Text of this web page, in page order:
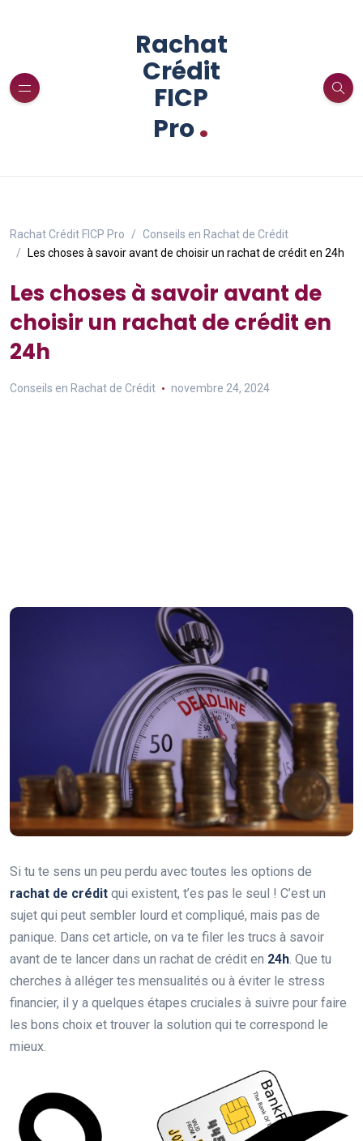
Rachat
Crédit
FICP
Pro.
Rachat Crédit FICP Pro
Conseils en Rachat de Crédit
Les choses à savoir avant de choisir un rachat de crédit en 24h
Les choses à savoir avant de
choisir un rachat de crédit en
24h
Conseils en Rachat de Crédit novembre 24, 2024
Si tu te sens un peu perdu avec toutes les options de
rachat de crédit qui existent, t’es pas le seul ! C’est un
sujet qui peut sembler lourd et compliqué, mais pas de
panique. Dans cet article, on va te filer les trucs à savoir
avant de te lancer dans un rachat de crédit en 24h. Que tu
cherches à alléger tes mensualités ou à éviter le stress
financier, il y a quelques étapes cruciales à suivre pour faire
les bons choix et trouver la solution qui te correspond le
mieux.